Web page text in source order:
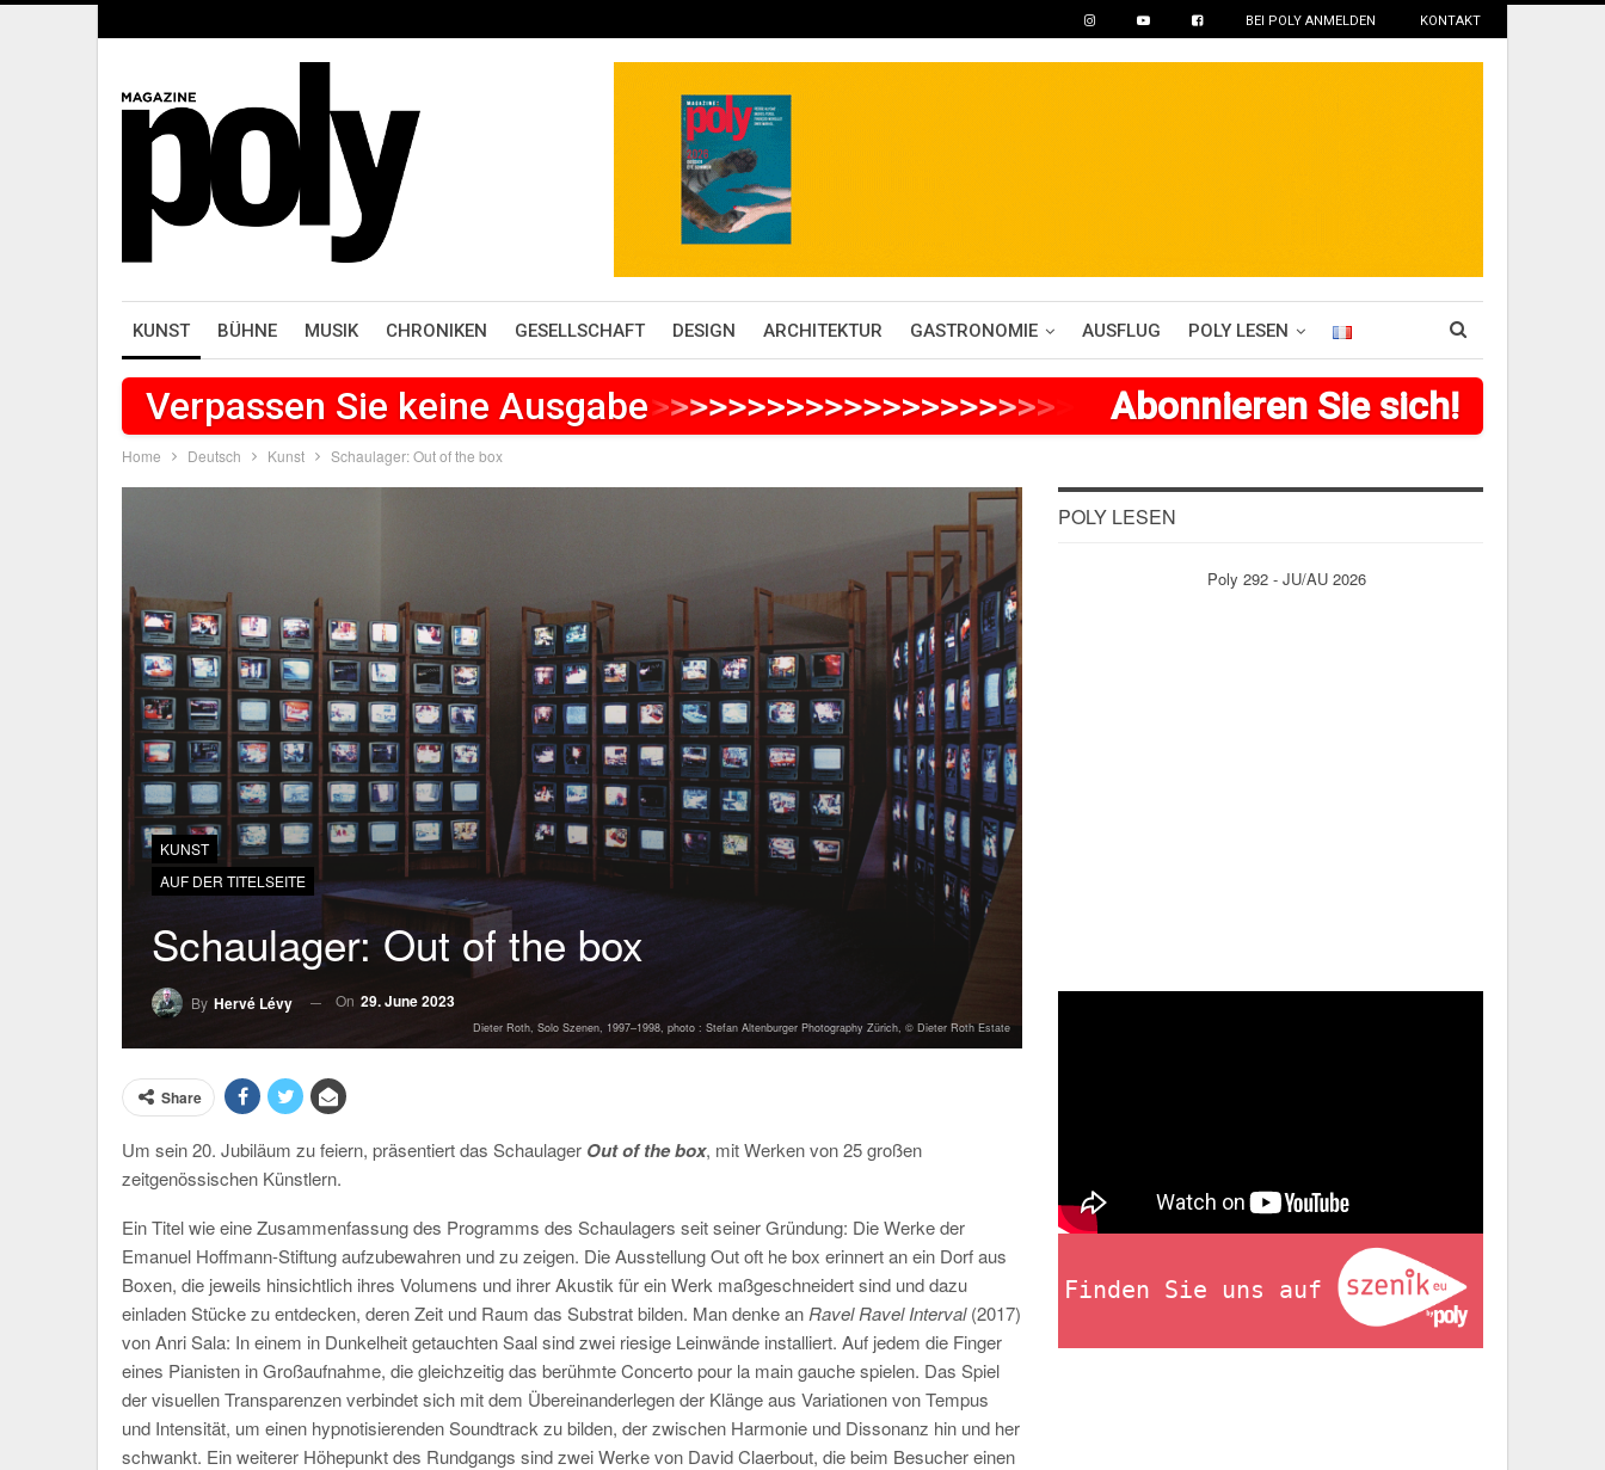
BEI POLY ANMELDEN KONTAKT
KUNST BÜHNE MUSIK CHRONIKEN GESELLSCHAFT DESIGN ARCHITEKTUR GASTRONOMIE AUSFLUG POLY LESEN
Verpassen Sie keine Ausgabe >>>>>>>>>>>>>>>>>>>>> >>>>>>>
Abonnieren Sie sich!
Home Deutsch Kunst Schaulager: Out of the box
KUNST
AUF DER TITELSEITE
Schaulager: Out of the box
By Hervé Lévy On 29. June 2023
Dieter Roth, Solo Szenen, 1997–1998, photo : Stefan Altenburger Photography Zürich, © Dieter Roth Estate
Share
Um sein 20. Jubiläum zu feiern, präsentiert das Schaulager Out of the box, mit Werken von 25 großen
zeitgenössischen Künstlern.
Ein Titel wie eine Zusammenfassung des Programms des Schaulagers seit seiner Gründung: Die Werke der
Emanuel Hoffmann-Stiftung aufzubewahren und zu zeigen. Die Ausstellung Out oft he box erinnert an ein Dorf aus
Boxen, die jeweils hinsichtlich ihres Volumens und ihrer Akustik für ein Werk maßgeschneidert sind und dazu
einladen Stücke zu entdecken, deren Zeit und Raum das Substrat bilden. Man denke an Ravel Ravel Interval(2017)
von Anri Sala: In einem in Dunkelheit getauchten Saal sind zwei riesige Leinwände installiert. Auf jedem die Finger
eines Pianisten in Großaufnahme, die gleichzeitig das berühmte Concerto pour la main gauche spielen. Das Spiel
der visuellen Transparenzen verbindet sich mit dem Übereinanderlegen der Klänge aus Variationen von Tempus
und Intensität, um einen hypnotisierenden Soundtrack zu bilden, der zwischen Harmonie und Dissonanz hin und her
schwankt. Ein weiterer Höhepunkt des Rundgangs sind zwei Werke von David Claerbout, die beim Besucher einen
POLY LESEN
Poly 292 - JU/AU 2026
Finden Sie uns auf